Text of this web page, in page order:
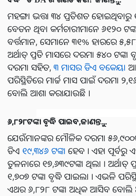
ମହଙ୍ଗା ଭତ୍ତା ୩୪ ପ୍ରତିଶତ
ବେତନ ଥିବା କର୍ମଚାରୀମାନେ ୬୧୨୦
ବର୍ତ୍ତମାନ, ସେମାନେ ୩୧% ହାରରେ
ଅର୍ଥାତ୍ ପ୍ରତି ମାସରେ ଦରମା ୫୪୦ ଟଙ୍କା
ଦରମା ସହିତ, ୩ ମାସର ଡିଏ ବକେୟା
ପରିସ୍ଥିତିରେ ମାର୍ଚ୍ଚ ମାସ ପାଇଁ ଦରମା
ବୋଲି ଆଶା କରାଯାଉଛି ।
୬,୮୨୮ଟଙ୍କା ବୃଦ୍ଧି ପାଇବ,ଜାଣନ୍ତୁ...
ଯେଉଁମାନଙ୍କର ମୌଳିକ ଦରମା
ଡିଏ ୧୯,୩୪୬ ଟଙ୍କା ହେବ । ଏହା ପୂର୍ବରୁ
ତୁଳନାରେ ୧୭,୬୩୯ଟଙ୍କା ଥିଲା । ଅର୍ଥାତ୍
୧,୭୦୭ ଟଙ୍କା ବୃଦ୍ଧି ପାଇଲା । ଏଭଳି
ଏଥର ୬,୮୨୮ ଟଙ୍କା ଅଧିକ ଆସିବ ବୋଲି